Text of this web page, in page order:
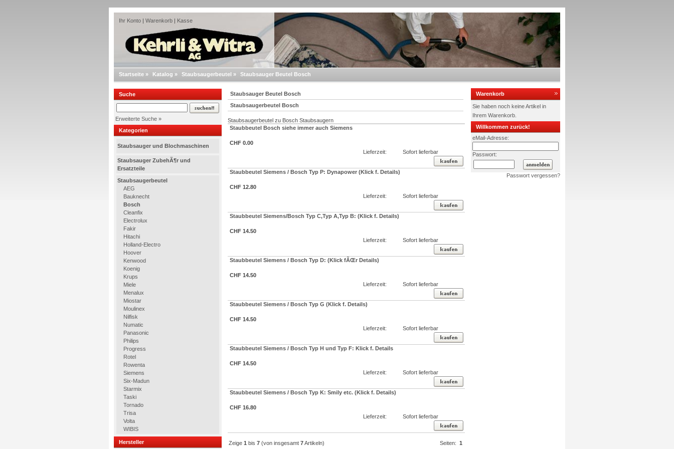
Ihr Konto | Warenkorb | Kasse
Startseite » Katalog » Staubsaugerbeutel » Staubsauger Beutel Bosch
Suche
Erweiterte Suche »
Kategorien
Staubsauger und Blochmaschinen
Staubsauger ZubehÃ¶r und
Ersatzteile
Staubsaugerbeutel
AEG
Bauknecht
Bosch
Cleanfix
Electrolux
Fakir
Hitachi
Holland-Electro
Hoover
Kenwood
Koenig
Krups
Miele
Menalux
Miostar
Moulinex
Nilfisk
Numatic
Panasonic
Philips
Progress
Rotel
Rowenta
Siemens
Six-Madun
Starmix
Taski
Tornado
Trisa
Volta
WIBIS
Hersteller
Staubsauger Beutel Bosch
Staubsaugerbeutel Bosch
Staubsaugerbeutel zu Bosch Staubsaugern
Staubbeutel Bosch siehe immer auch Siemens
CHF 0.00
Lieferzeit:
Sofort lieferbar
Staubbeutel Siemens / Bosch Typ P: Dynapower (Klick f. Details)
CHF 12.80
Lieferzeit:
Sofort lieferbar
Staubbeutel Siemens/Bosch Typ C,Typ A,Typ B: (Klick f. Details)
CHF 14.50
Lieferzeit:
Sofort lieferbar
Staubbeutel Siemens / Bosch Typ D: (Klick fÃŒr Details)
CHF 14.50
Lieferzeit:
Sofort lieferbar
Staubbeutel Siemens / Bosch Typ G (Klick f. Details)
CHF 14.50
Lieferzeit:
Sofort lieferbar
Staubbeutel Siemens / Bosch Typ H und Typ F: Klick f. Details
CHF 14.50
Lieferzeit:
Sofort lieferbar
Staubbeutel Siemens / Bosch Typ K: Smily etc. (Klick f. Details)
CHF 16.80
Lieferzeit:
Sofort lieferbar
Zeige 1 bis 7 (von insgesamt 7Artikeln) Seiten: 1
Warenkorb
Sie haben noch keine Artikel in
Ihrem Warenkorb.
Willkommen zurück!
eMail-Adresse:
Passwort:
Passwort vergessen?